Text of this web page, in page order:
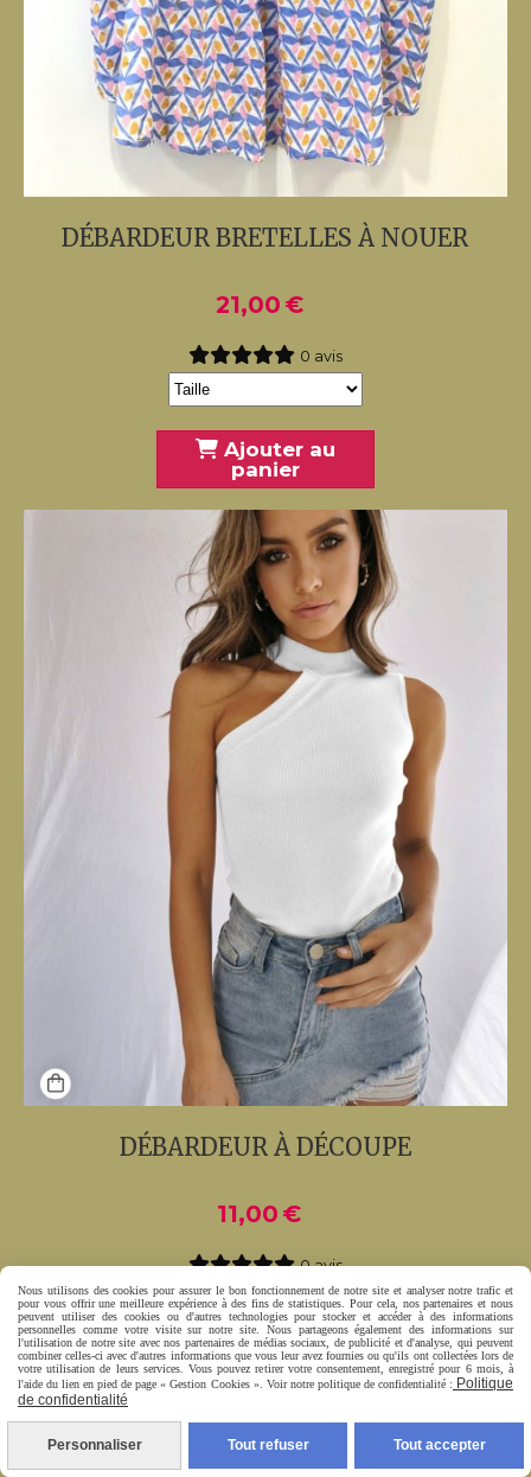
DÉBARDEUR BRETELLES À NOUER
21,00 €
0 avis
Ajouter au
panier
DÉBARDEUR À DÉCOUPE
11,00 €
0 avis
Ajouter au
panier
Nous utilisons des cookies pour assurer le bon fonctionnement de notre site et analyser notre trafic et
pour vous offrir une meilleure expérience à des fins de statistiques. Pour cela, nos partenaires et nous
peuvent utiliser des cookies ou d'autres technologies pour stocker et accéder à des informations
personnelles comme votre visite sur notre site. Nous partageons également des informations sur
l'utilisation de notre site avec nos partenaires de médias sociaux, de publicité et d'analyse, qui peuvent
combiner celles-ci avec d'autres informations que vous leur avez fournies ou qu'ils ont collectées lors de
votre utilisation de leurs services. Vous pouvez retirer votre consentement, enregistré pour 6 mois, à
l'aide du lien en pied de page « Gestion Cookies ». Voir notre politique de confidentialité : Politique
de confidentialité
Personnaliser Tout refuser Tout accepter